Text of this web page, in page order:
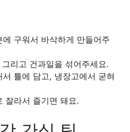
에 구워서 바삭하게 만들어주
리고 건과일을 섞어주세요.
서 틀에 담고, 냉장고에서 굳혀
잘라서 즐기면 돼요.